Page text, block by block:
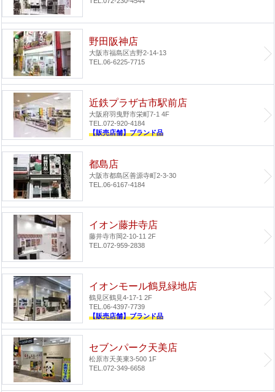
野田阪神店
大阪市福島区吉野2-14-13
TEL.06-6225-7715
近鉄プラザ古市駅前店
大阪府羽曳野市栄町7-1 4F
TEL.072-920-4184
【販売店舗】ブランド品
都島店
大阪市都島区善源寺町2-3-30
TEL.06-6167-4184
イオン藤井寺店
藤井寺市岡2-10-11 2F
TEL.072-959-2838
イオンモール鶴見緑地店
鶴見区鶴見4-17-1 2F
TEL.06-4397-7739
【販売店舗】ブランド品
セブンパーク天美店
松原市天美東3-500 1F
TEL.072-349-6658